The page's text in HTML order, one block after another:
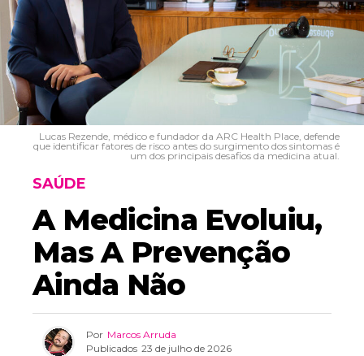
Lucas Rezende, médico e fundador da ARC Health Place, defende
que identificar fatores de risco antes do surgimento dos sintomas é
um dos principais desafios da medicina atual.
SAÚDE
A Medicina Evoluiu,
Mas A Prevenção
Ainda Não
Por Marcos Arruda
Publicados 23 de julho de 2026